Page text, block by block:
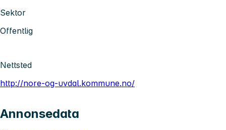
Sektor
Offentlig
Nettsted
http://nore-og-uvdal.kommune.no/
Annonsedata